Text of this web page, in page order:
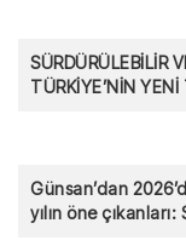
SÜRDÜRÜLEBİLİR
TÜRKİYE’NİN YENİ
Günsan’dan
yılın öne